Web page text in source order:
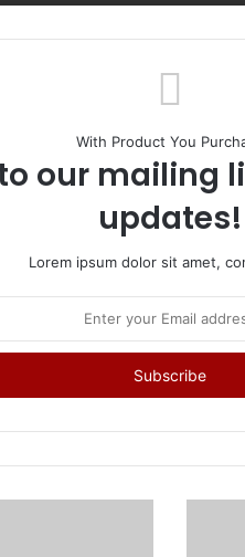
With Product You
our mailing
updates!
Lorem ipsum dolor sit amet,